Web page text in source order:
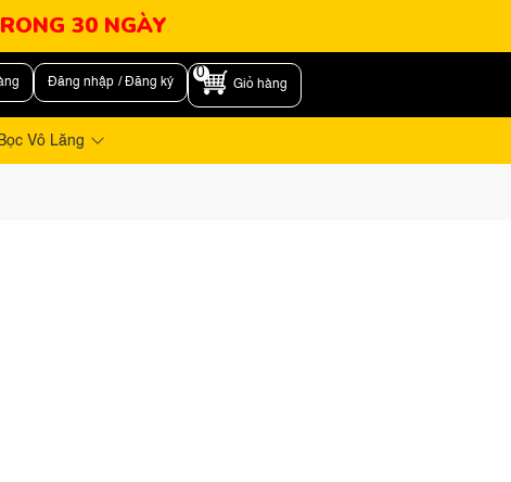
30 NGÀY
Đăng nhập / Đăng ký
0
Giỏ hàng
Bọc Vô Lăng